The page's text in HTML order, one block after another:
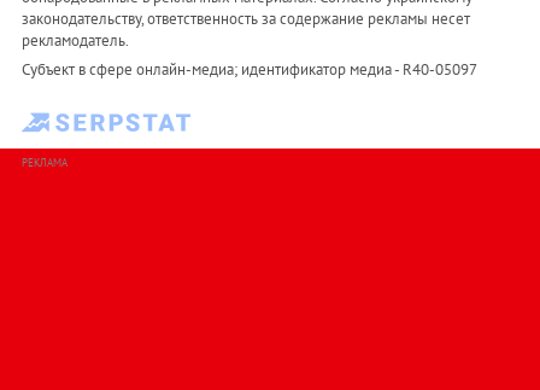
законодательству, ответственность за содержание рекламы несет
рекламодатель.
Субъект в сфере онлайн-медиа; идентификатор медиа - R40-05097
РЕКЛАМА